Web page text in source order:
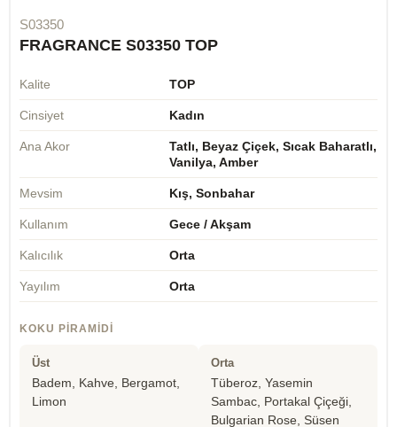
S03350
FRAGRANCE S03350 TOP
Kalite TOP
Cinsiyet Kadın
Ana Akor
Tatlı, Beyaz Çiçek, Sıcak Baharatlı,
Vanilya, Amber
Mevsim Kış, Sonbahar
Kullanım Gece / Akşam
Kalıcılık Orta
Yayılım Orta
KOKU PIRAMIDI
Üst
Badem, Kahve, Bergamot,
Limon
Orta
Tüberoz, Yasemin
Sambac, Portakal Çiçeği,
Bulgarian Rose, Süsen